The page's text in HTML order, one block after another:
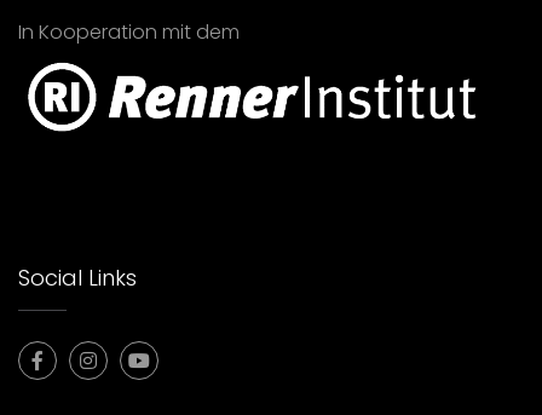
In Kooperation mit dem
Social Links